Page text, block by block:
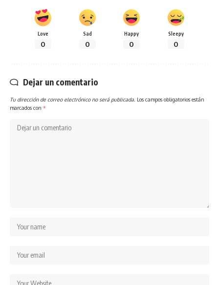
Love
0
Sad
0
Happy
0
Sleepy
0
Dejar un comentario
Tu dirección de correo electrónico no será publicada. Los campos obligatorios están
marcados con *